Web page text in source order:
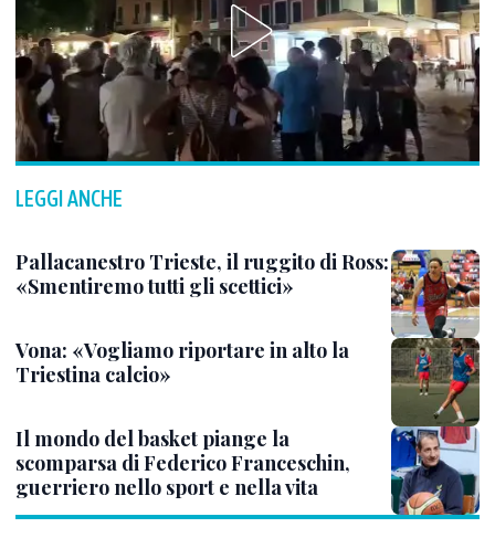
LEGGI ANCHE
Pallacanestro Trieste, il ruggito di Ross:
«Smentiremo tutti gli scettici»
Vona: «Vogliamo riportare in alto la
Triestina calcio»
Il mondo del basket piange la
scomparsa di Federico Franceschin,
guerriero nello sport e nella vita